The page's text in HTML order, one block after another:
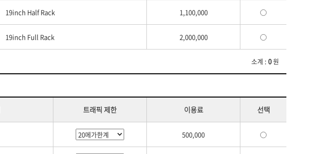
19inch Half Rack 1,100,000
19inch Full Rack 2,000,000
소계 : 0원
트래픽 제한 이용료 선택
500,000